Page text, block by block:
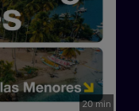
20 min